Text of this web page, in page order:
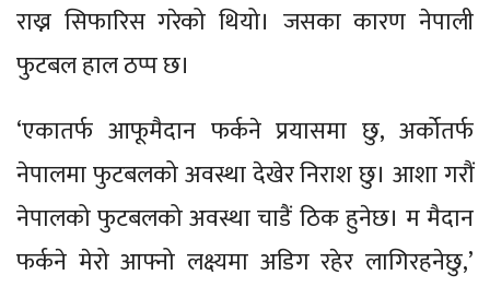
राख्न सिफारिस गरेको थियो। जसका कारण नेपाली
फुटबल हाल ठप्प छ।
‘एकातर्फ आफूमैदान फर्कने प्रयासमा छु, अर्कोतर्फ
नेपालमा फुटबलको अवस्था देखेर निराश छु। आशा गरौं
नेपालको फुटबलको अवस्था चाडैं ठिक हुनेछ। म मैदान
फर्कने मेरो आफ्नो लक्ष्यमा अडिग रहेर लागिरहनेछु,’